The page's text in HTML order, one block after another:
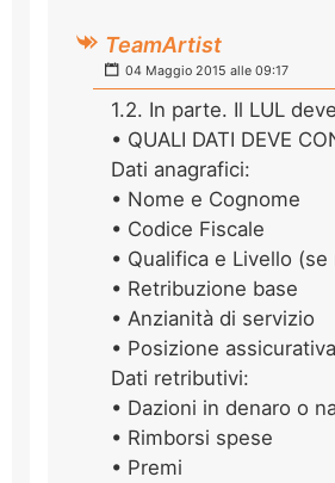
TeamArtist
04 Maggio 2015 alle 09:17
1.2. In parte. Il LUL
• QUALI DATI DEVE
Dati anagrafici:
• Nome e Cognome
• Codice Fiscale
• Qualifica e Livello
• Retribuzione base
• Anzianità di servizio
• Posizione assicurativa
Dati retributivi:
• Dazioni in denaro o
• Rimborsi spese
• Premi